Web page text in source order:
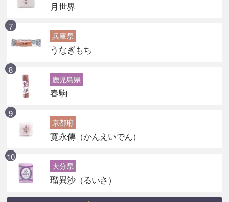
月世界
兵庫県
うなぎもち
鹿児島県
春駒
京都府
寛永傳（かんえいでん）
大分県
瑠異沙（るいさ）